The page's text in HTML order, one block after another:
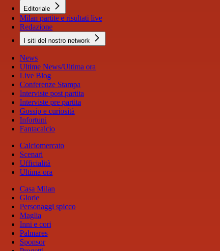
Editoriale
Milan partite e risultati live
Redazione
I siti del nostro network
News
Ultime News/Ultima ora
Live Blog
Conferenze Stampa
Interviste post partita
Interviste pre partita
Gossip e curiosità
Infortuni
Fantacalcio
Calciomercato
Scenari
Ufficialità
Ultima ora
Casa Milan
Glorie
Personaggi spicco
Maglia
Inni e cori
Palmares
Sponsor